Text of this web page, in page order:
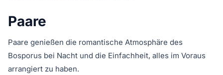
Paare
Paare genießen die romantische Atmosphäre des
Bosporus bei Nacht und die Einfachheit, alles im Voraus
arrangiert zu haben.